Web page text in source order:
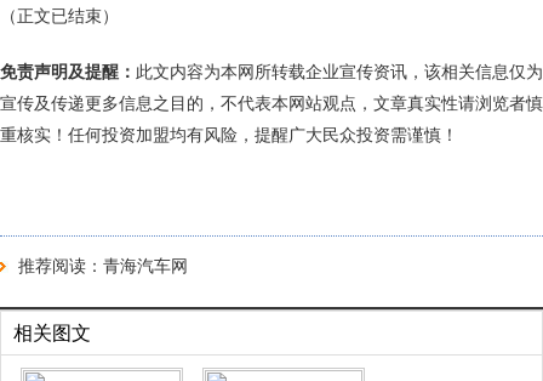
（正文已结束）
免责声明及提醒： 此文内容为本网所转载企业宣传资讯，该相关信息仅为
宣传及传递更多信息之目的，不代表本网站观点，文章真实性请浏览者慎
重核实！任何投资加盟均有风险，提醒广大民众投资需谨慎！
推荐阅读： 青海汽车网
相关图文